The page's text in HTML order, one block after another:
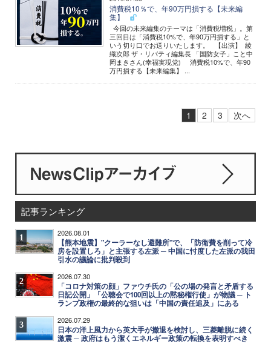
消費税10％で、年90万円損する【未来編
集】
今回の未来編集のテーマは「消費税増税」。第
三回目は「消費税10%で、年90万円損する」と
いう切り口でお送りいたします。 【出演】 綾
織次郎 ザ・リバティ編集長 「国防女子」こと中
岡まきさん(幸福実現党) 消費税10%で、年90
万円損する【未来編集】 ...
1 2 3 次へ
記事ランキング
1 2026.08.01
【熊本地震】"クーラーなし避難所"で、「防衛費を削って冷
房を設置しろ」と主張する左派 ─ 中国に忖度した左派の我田
引水の議論に批判殺到
2 2026.07.30
「コロナ対策の顔」ファウチ氏の「公の場の発言と矛盾する
日記公開」「公聴会で100回以上の黙秘権行使」が物議 ─ ト
ランプ政権の最終的な狙いは「中国の責任追及」にある
3 2026.07.29
日本の洋上風力から英大手が撤退を検討し、三菱離脱に続く
激震 ─ 政府はもう潔くエネルギー政策の転換を表明すべき